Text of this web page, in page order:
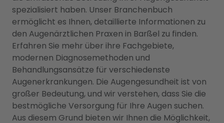
spezialisiert haben. Unser Branchenbuch
ermöglicht es Ihnen, detaillierte Informationen zu
den Augenärztlichen Praxen in Barßel zu finden.
Erfahren Sie mehr über ihre Fachgebiete,
modernen Diagnosemethoden und
Behandlungsansätze für verschiedenste
Augenerkrankungen. Die Augengesundheit ist von
großer Bedeutung, und wir verstehen, dass Sie die
bestmögliche Versorgung für Ihre Augen suchen.
Aus diesem Grund bieten wir Ihnen die Möglichkeit,